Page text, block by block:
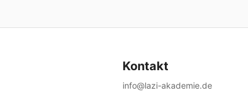
Kontakt
info@lazi-akademie.de